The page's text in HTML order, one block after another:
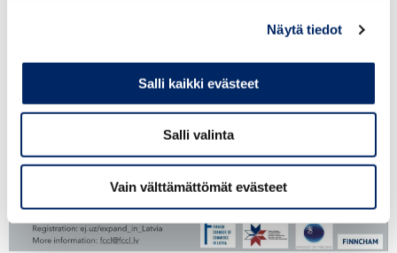
Näytä tiedot
Salli kaikki evästeet
Salli valinta
Vain välttämättömät evästeet